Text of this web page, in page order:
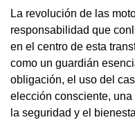
La revolución de las
responsabilidad que
en el centro de esta
como un guardián
obligación, el uso del
elección consciente,
la seguridad y el